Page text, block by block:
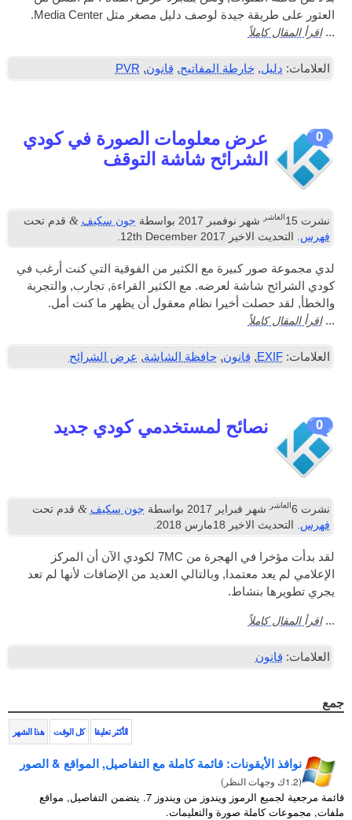
العثور على طريقة جيدة لوصف دليل مصغر مثل Media Center.
...اقرأ المقال كاملاً
العلامات: دليل,خارطة المفاتيح, قانون,
PVR
0
عرض معلومات الصورة في كودي
الشرائح شاشة التوقف
نشرت 15العاشر شهر نوفمبر 2017 بواسطة جون سكيف & قدم تحت
فهرس . التحديث الاخير 12th December2017
لدي مجموعة صور كبيرة مع الكثير من الفوقية التي كنت أرغب في
كودي الشرائح شاشة لعرضه. مع الكثير القراءة, تجارب, والتجربة
والخطأ, لقد حصلت أخيرا نظام معقول أن يظهر ما كنت أمل.
...اقرأ المقال كاملاً
العلامات: EXIF
, قانون,حافظة الشاشة, عرض الشرائح
0 نصائح لمستخدمي كودي جديد
نشرت 6العاشر شهر فبراير 2017 بواسطة جون سكيف & قدم تحت
فهرس . التحديث الاخير 18مارس 2018
لقد بدأت مؤخرا في الهجرة من 7MC لكودي الآن أن المركز
الإعلامي لم يعد معتمدا, وبالتالي العديد من الإضافات لأنها لم تعد
يجري تطويرها بنشاط.
...اقرأ المقال كاملاً
العلامات: قانون
جمع
هذا الشهر كل الوقت الأكثر تعليقا
نوافذ الأيقونات: قائمة كاملة مع التفاصيل, المواقع & الصور
(1.2ك وجهات النظر )
قائمة مرجعية لجميع الرموز ويندوز من ويندوز 7. يتضمن التفاصيل, مواقع
ملفات, مجموعات كاملة صورة والتعليمات.